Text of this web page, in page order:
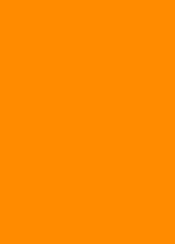
Les revenus du PEA
Les frais du PEA
PEA Assurance